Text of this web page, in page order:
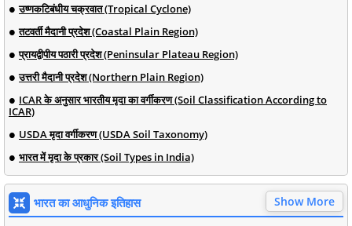
उष्णकटिबंधीय चक्रवात (Tropical Cyclone)
तटवर्ती मैदानी प्रदेश (Coastal Plain Region)
प्रायद्वीपीय पठारी प्रदेश (Peninsular Plateau Region)
उत्तरी मैदानी प्रदेश (Northern Plain Region)
ICAR के अनुसार भारतीय मृदा का वर्गीकरण (Soil Classification According to
ICAR)
USDA मृदा वर्गीकरण (USDA Soil Taxonomy)
भारत में मृदा के प्रकार (Soil Types in India)
भारत का आधुनिक इतिहास Show More